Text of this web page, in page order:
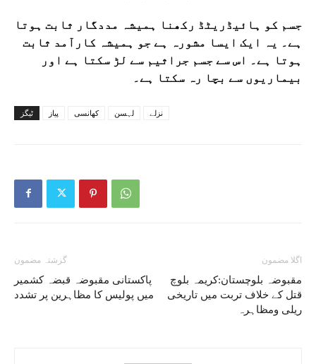
جسم کو ہائیڈریٹڈ رکھنا ہمیشہ مددگار ثابت ہوتا
ہے۔ یہ ایک ایسا مشورہ ہے جو ہمیشہ کارآمد ثابت
ہوتا ہے۔ اس سے جسم جراثیم سے لڑ سکتا ہے اور
بیماریوں سے بچا رہ سکتا ہے۔
ٹیگز پیاز کھانسی لہسن نزلے
گزشتہ مضمون
پاکستانی مقبوضہ قبضہ کشمیر
میں پولیس کا مظاہرین پر تشدد
اگلا مضمون
مقبوضہ بلوچستان:کریمہ بلوچ
قتل کے خلاف تربت میں تاریخی
ریلی ومظاہرہ